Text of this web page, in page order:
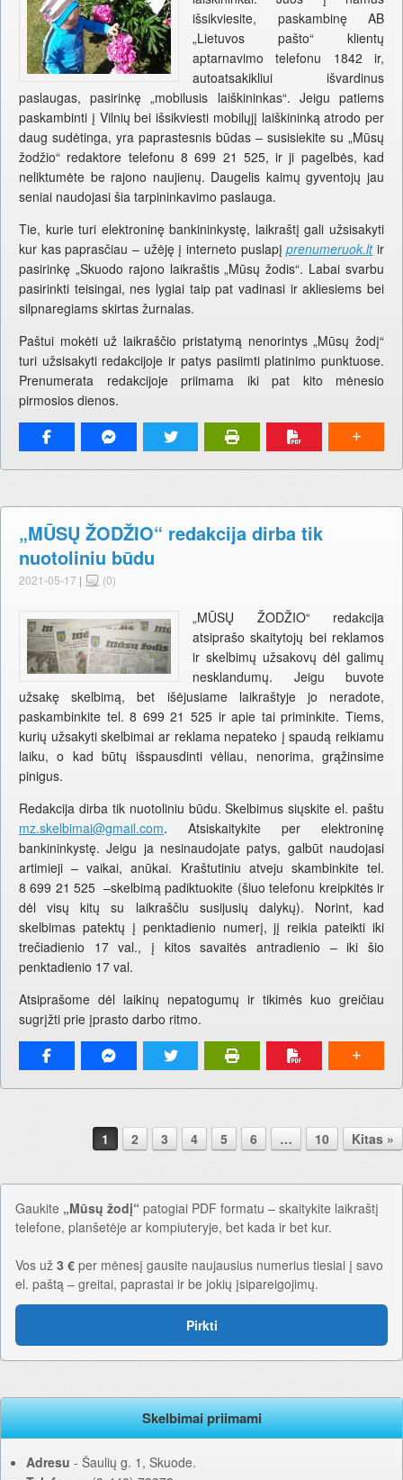
išsikviesite, paskambinę AB
„Lietuvos pašto“ klientų
aptarnavimo telefonu 1842 ir,
autoatsakikliui išvardinus
paslaugas, pasirinkę „mobilusis laiškininkas“. Jeigu patiems
paskambinti į Vilnių bei išsikviesti mobilųjį laiškininką atrodo per
daug sudėtinga, yra paprastesnis būdas – susisiekite su „Mūsų
žodžio“ redaktore telefonu 8 699 21 525, ir ji pagelbės, kad
neliktumėte be rajono naujienų. Daugelis kaimų gyventojų jau
seniai naudojasi šia tarpininkavimo paslauga.
Tie, kurie turi elektroninę bankininkystę, laikraštį gali užsisakyti
kur kas paprasčiau – užėję į interneto puslapįprenumeruok.ltir
pasirinkę „Skuodo rajono laikraštis „Mūsų žodis“. Labai svarbu
pasirinkti teisingai, nes lygiai taip pat vadinasi ir akliesiems bei
silpnaregiams skirtas žurnalas.
Paštui mokėti už laikraščio pristatymą nenorintys „Mūsų žodį“
turi užsisakyti redakcijoje ir patys pasiimti platinimo punktuose.
Prenumerata redakcijoje priimama iki pat kito mėnesio
pirmosios dienos.
„MŪSŲ ŽODŽIO“ redakcija dirba tik
nuotoliniu būdu
2021-05-17 | (0)
„MŪSŲ ŽODŽIO“ redakcija
atsiprašo skaitytojų bei reklamos
ir skelbimų užsakovų dėl galimų
nesklandumų. Jeigu buvote
užsakę skelbimą, bet išėjusiame laikraštyje jo neradote,
paskambinkite tel. 8 699 21 525 ir apie tai priminkite. Tiems,
kurių užsakyti skelbimai ar reklama nepateko į spaudą reikiamu
laiku, o kad būtų išspausdinti vėliau, nenorima, grąžinsime
pinigus.
Redakcija dirba tik nuotoliniu būdu. Skelbimus siųskite el. paštu
mz.skelbimai@gmail.com. Atsiskaitykite per elektroninę
bankininkystę. Jeigu ja nesinaudojate patys, galbūt naudojasi
artimieji – vaikai, anūkai. Kraštutiniu atveju skambinkite tel.
8 699 21 525 –skelbimą padiktuokite (šiuo telefonu kreipkitės ir
dėl visų kitų su laikraščiu susijusių dalykų). Norint, kad
skelbimas patektų į penktadienio numerį, jį reikia pateikti iki
trečiadienio 17 val., į kitos savaitės antradienio – iki šio
penktadienio 17 val.
Atsiprašome dėl laikinų nepatogumų ir tikimės kuo greičiau
sugrįžti prie įprasto darbo ritmo.
Pranešimo navigacija.
1 2 3 4 5 6 … 10 Kitas »
Gaukite „Mūsų žodį“ patogiai PDF formatu – skaitykite laikraštį
telefone, planšetėje ar kompiuteryje, bet kada ir bet kur.
Vos už 3 € per mėnesį gausite naujausius numerius tiesiai į savo
el. paštą – greitai, paprastai ir be jokių įsipareigojimų.
Pirkti
Skelbimai priimami
Adresu ‐ Šaulių g. 1, Skuode.